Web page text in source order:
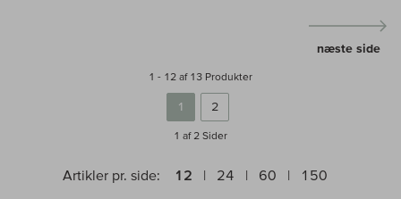
1 - 12 af 13 Produkter
1 2
næste side
1 af 2 Sider
Artikler pr. side: 12 24 60 150